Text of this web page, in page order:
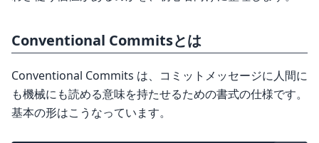
Conventional Commitsとは
Conventional Commits は、コミットメッセージに人間に
も機械にも読める意味を持たせるための書式の仕様です。
基本の形はこうなっています。